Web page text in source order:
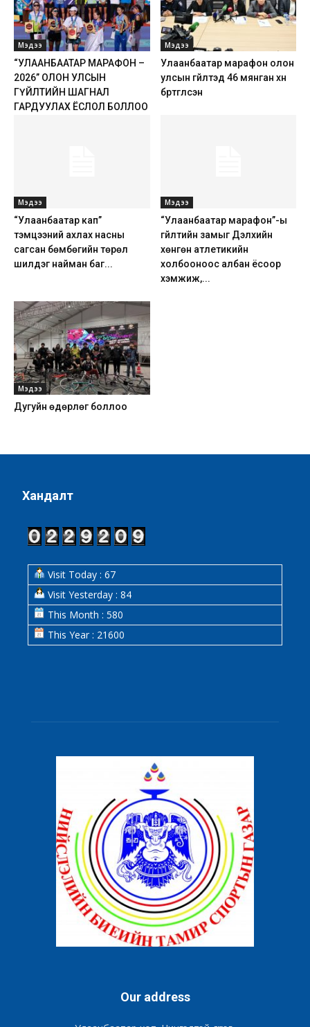
Мэдээ
“УЛААНБААТАР МАРАФОН –
2026” ОЛОН УЛСЫН
ГҮЙЛТИЙН ШАГНАЛ
ГАРДУУЛАХ ЁСЛОЛ БОЛЛОО
Мэдээ
Улаанбаатар марафон олон
улсын гүйлтэд 46 мянган хүн
бүртгүүлсэн
Мэдээ
“Улаанбаатар кап”
тэмцээний ахлах насны
сагсан бөмбөгийн төрөл
шилдэг найман баг...
Мэдээ
“Улаанбаатар марафон”-ы
гүйлтийн замыг Дэлхийн
хөнгөн атлетикийн
холбооноос албан ёсоор
хэмжиж,...
Мэдээ
Дугуйн өдөрлөг боллоо
Хандалт
Visit Today : 67
Visit Yesterday : 84
This Month : 580
This Year : 21600
Our address